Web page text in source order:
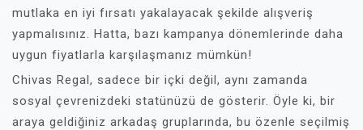
mutlaka en iyi fırsatı yakalayacak şekilde alışveriş
yapmalısınız. Hatta, bazı kampanya dönemlerinde daha
uygun fiyatlarla karşılaşmanız mümkün!
Chivas Regal, sadece bir içki değil, aynı zamanda
sosyal çevrenizdeki statünüzü de gösterir. Öyle ki, bir
araya geldiğiniz arkadaş gruplarında, bu özenle seçilmiş